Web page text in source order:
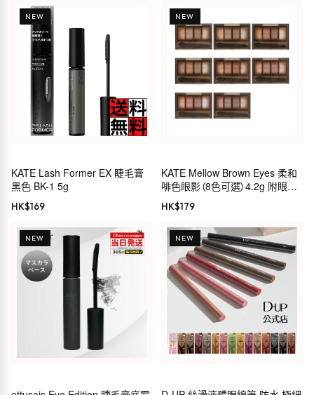
NEW
KATE Lash Former EX 睫毛膏
黑色 BK-1 5g
HK$169
NEW
KATE Mellow Brown Eyes 柔和
啡色眼影（8色可選）4.2g 附眼影
HK$179
NEW NEW